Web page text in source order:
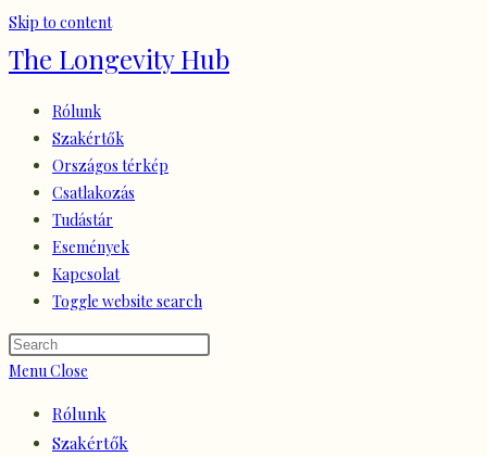
Skip to content
The Longevity Hub
Rólunk
Szakértők
Országos térkép
Csatlakozás
Tudástár
Események
Kapcsolat
Toggle website search
MenuClose
Rólunk
Szakértők